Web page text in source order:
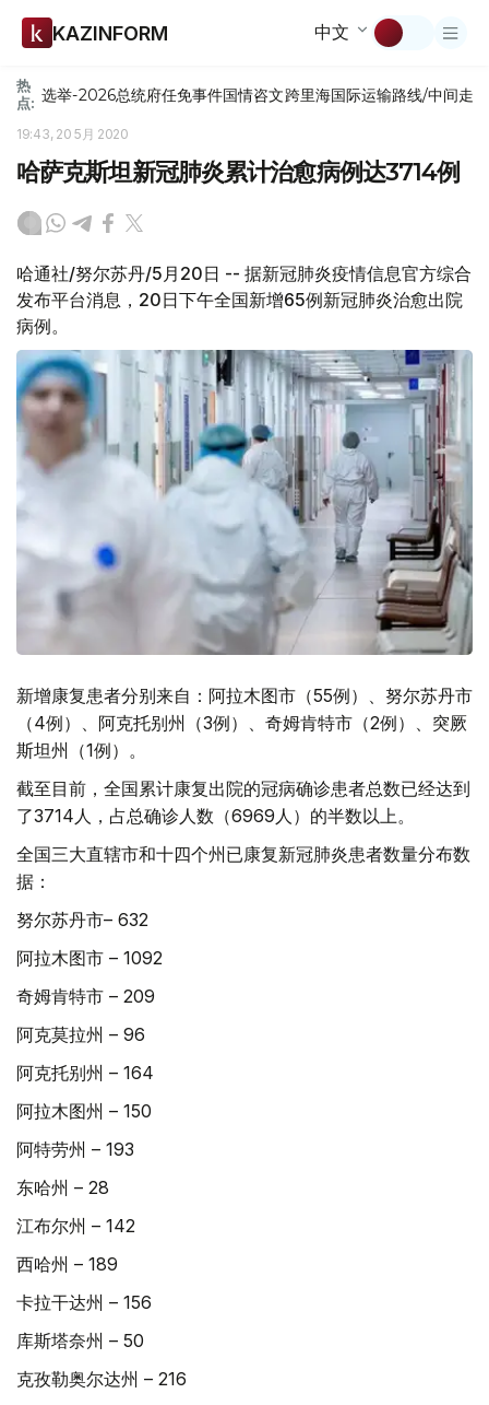
KAZINFORM 中文
热
点: 选举-2026总统府任免事件国情咨文跨里海国际运输路线/中间走廊
19:43, 20 5月 2020
哈萨克斯坦新冠肺炎累计治愈病例达3714例
哈通社/努尔苏丹/5月20日 -- 据新冠肺炎疫情信息官方综合
发布平台消息，20日下午全国新增65例新冠肺炎治愈出院
病例。
新增康复患者分别来自：阿拉木图市（55例）、努尔苏丹市
（4例）、阿克托别州（3例）、奇姆肯特市（2例）、突厥
斯坦州（1例）。
截至目前，全国累计康复出院的冠病确诊患者总数已经达到
了3714人，占总确诊人数（6969人）的半数以上。
全国三大直辖市和十四个州已康复新冠肺炎患者数量分布数
据：
努尔苏丹市– 632
阿拉木图市 – 1092
奇姆肯特市 – 209
阿克莫拉州 – 96
阿克托别州 – 164
阿拉木图州 – 150
阿特劳州 – 193
东哈州 – 28
江布尔州 – 142
西哈州 – 189
卡拉干达州 – 156
库斯塔奈州 – 50
克孜勒奥尔达州 – 216